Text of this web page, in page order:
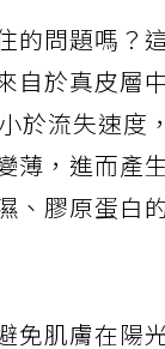
的問題嗎？
自於真皮層
於流失速度
薄，進而產
、膠原蛋白